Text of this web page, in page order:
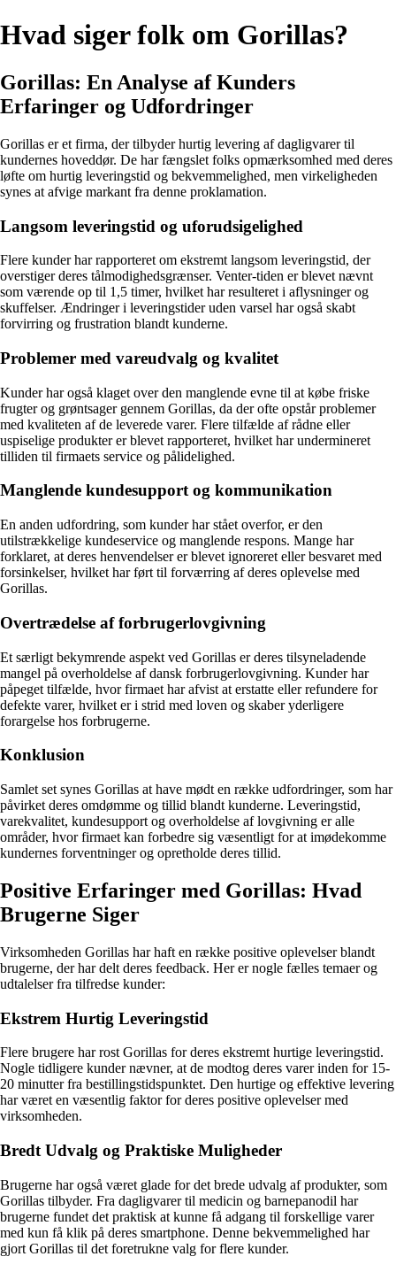
Hvad siger folk om Gorillas?
Gorillas: En Analyse af Kunders
Erfaringer og Udfordringer
Gorillas er et firma, der tilbyder hurtig levering af dagligvarer til
kundernes hoveddør. De har fængslet folks opmærksomhed med deres
løfte om hurtig leveringstid og bekvemmelighed, men virkeligheden
synes at afvige markant fra denne proklamation.
Langsom leveringstid og uforudsigelighed
Flere kunder har rapporteret om ekstremt langsom leveringstid, der
overstiger deres tålmodighedsgrænser. Venter-tiden er blevet nævnt
som værende op til 1,5 timer, hvilket har resulteret i aflysninger og
skuffelser. Ændringer i leveringstider uden varsel har også skabt
forvirring og frustration blandt kunderne.
Problemer med vareudvalg og kvalitet
Kunder har også klaget over den manglende evne til at købe friske
frugter og grøntsager gennem Gorillas, da der ofte opstår problemer
med kvaliteten af de leverede varer. Flere tilfælde af rådne eller
uspiselige produkter er blevet rapporteret, hvilket har undermineret
tilliden til firmaets service og pålidelighed.
Manglende kundesupport og kommunikation
En anden udfordring, som kunder har stået overfor, er den
utilstrækkelige kundeservice og manglende respons. Mange har
forklaret, at deres henvendelser er blevet ignoreret eller besvaret med
forsinkelser, hvilket har ført til forværring af deres oplevelse med
Gorillas.
Overtrædelse af forbrugerlovgivning
Et særligt bekymrende aspekt ved Gorillas er deres tilsyneladende
mangel på overholdelse af dansk forbrugerlovgivning. Kunder har
påpeget tilfælde, hvor firmaet har afvist at erstatte eller refundere for
defekte varer, hvilket er i strid med loven og skaber yderligere
forargelse hos forbrugerne.
Konklusion
Samlet set synes Gorillas at have mødt en række udfordringer, som har
påvirket deres omdømme og tillid blandt kunderne. Leveringstid,
varekvalitet, kundesupport og overholdelse af lovgivning er alle
områder, hvor firmaet kan forbedre sig væsentligt for at imødekomme
kundernes forventninger og opretholde deres tillid.
Positive Erfaringer med Gorillas: Hvad
Brugerne Siger
Virksomheden Gorillas har haft en række positive oplevelser blandt
brugerne, der har delt deres feedback. Her er nogle fælles temaer og
udtalelser fra tilfredse kunder:
Ekstrem Hurtig Leveringstid
Flere brugere har rost Gorillas for deres ekstremt hurtige leveringstid.
Nogle tidligere kunder nævner, at de modtog deres varer inden for 15-
20 minutter fra bestillingstidspunktet. Den hurtige og effektive levering
har været en væsentlig faktor for deres positive oplevelser med
virksomheden.
Bredt Udvalg og Praktiske Muligheder
Brugerne har også været glade for det brede udvalg af produkter, som
Gorillas tilbyder. Fra dagligvarer til medicin og barnepanodil har
brugerne fundet det praktisk at kunne få adgang til forskellige varer
med kun få klik på deres smartphone. Denne bekvemmelighed har
gjort Gorillas til det foretrukne valg for flere kunder.